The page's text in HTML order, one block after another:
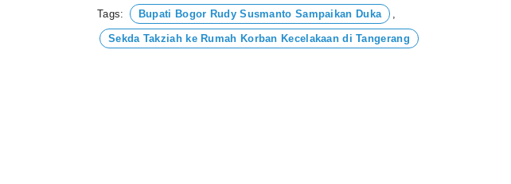
Tags: Bupati Bogor Rudy Susmanto Sampaikan Duka ,
Sekda Takziah ke Rumah Korban Kecelakaan di Tangerang